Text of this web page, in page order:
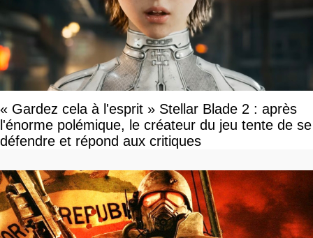
« Gardez cela à l'esprit » Stellar Blade 2 : après
l'énorme polémique, le créateur du jeu tente de se
défendre et répond aux critiques